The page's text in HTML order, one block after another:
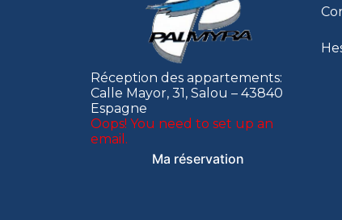
Réception des appartements:
Calle Mayor, 31, Salou – 43840
Espagne
Oops! You need to set up an
email.
Ma réservation